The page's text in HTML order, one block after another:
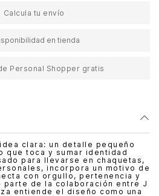
Calcula tu envío
en tienda
Personal Shopper gratis
clara: un detalle pequeño
que toca y sumar identidad
para llevarse en chaquetas,
incorpora un motivo de
con orgullo, pertenencia y
parte de la colaboración entre J
entiende el diseño como una